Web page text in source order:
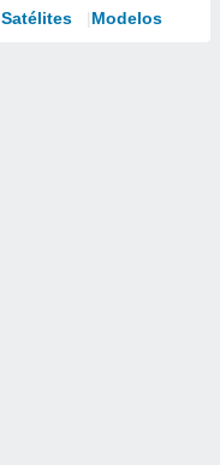
Satélites Modelos